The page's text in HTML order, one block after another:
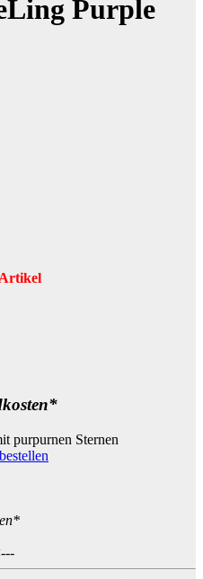
Purple
purpurnen Sternen